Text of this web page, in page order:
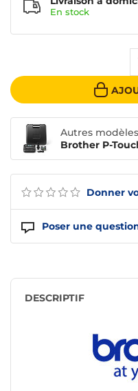
Donner
Poser une
En stock
Autres
Brother P-
DESCRIPTIF